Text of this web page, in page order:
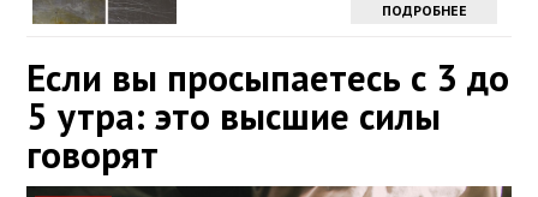
ПОДРОБНЕЕ
Если вы просыпаетесь с 3 до
5 утра: это высшие силы
говорят